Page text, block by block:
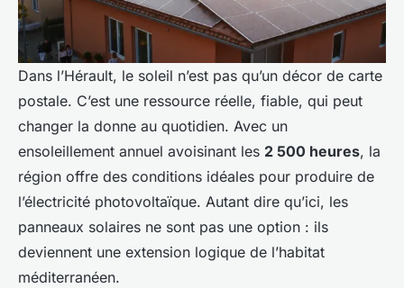
Dans l’Hérault, le soleil n’est pas qu’un décor de carte
postale. C’est une ressource réelle, fiable, qui peut
changer la donne au quotidien. Avec un
ensoleillement annuel avoisinant les 2 500 heures, la
région offre des conditions idéales pour produire de
l’électricité photovoltaïque. Autant dire qu’ici, les
panneaux solaires ne sont pas une option : ils
deviennent une extension logique de l’habitat
méditerranéen.